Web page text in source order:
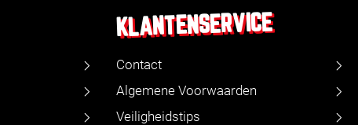
KLANTENSERVICE
Contact
Algemene Voorwaarden
Veiligheidstips